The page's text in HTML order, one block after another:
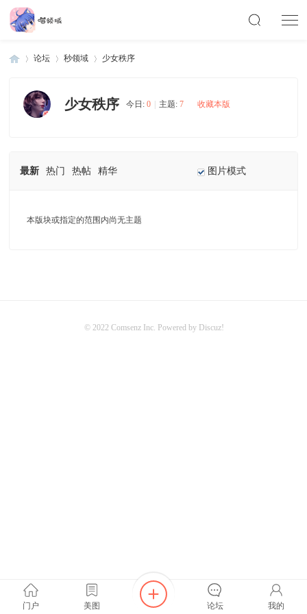
论坛 秒领域 少女秩序
少女秩序 今日:0 主题:7 收藏本版
最新 热门 热帖 精华 图片模式
本版块或指定的范围内尚无主题
门户 美图 论坛 我的
© 2022Comsenz Inc. Powered by Discuz!